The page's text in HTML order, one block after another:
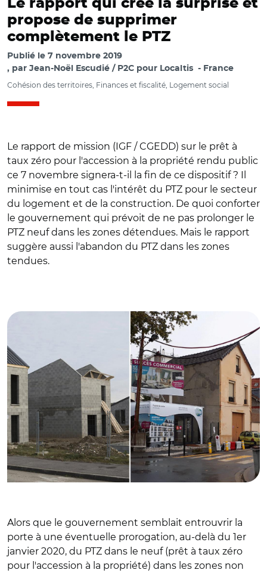
Le rapport qui crée la surprise et
propose de supprimer
complètement le PTZ
Publié le 7 novembre 2019
par Jean-Noël Escudié / P2C pour Localtis France
Cohésion des territoires, Finances et fiscalité, Logement social
Le rapport de mission (IGF / CGEDD) sur le prêt à
taux zéro pour l'accession à la propriété rendu public
ce 7 novembre signera-t-il la fin de ce dispositif ? Il
minimise en tout cas l'intérêt du PTZ pour le secteur
du logement et de la construction. De quoi conforter
le gouvernement qui prévoit de ne pas prolonger le
PTZ neuf dans les zones détendues. Mais le rapport
suggère aussi l'abandon du PTZ dans les zones
tendues.
Alors que le gouvernement semblait entrouvrir la
porte à une éventuelle prorogation, au-delà du 1er
janvier 2020, du PTZ dans le neuf (prêt à taux zéro
pour l'accession à la propriété) dans les zones non